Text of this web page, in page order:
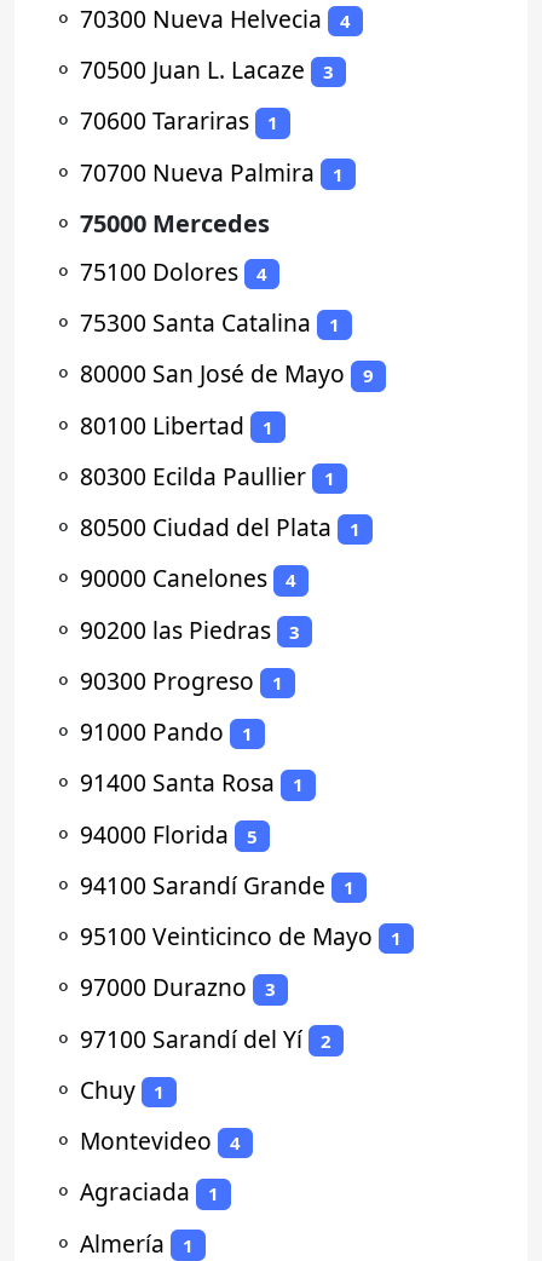
⚬ 70300 Nueva Helvecia 4
⚬ 70500 Juan L. Lacaze 3
⚬ 70600 Tarariras 1
⚬ 70700 Nueva Palmira 1
⚬ 75000 Mercedes
⚬ 75100 Dolores 4
⚬ 75300 Santa Catalina 1
⚬ 80000 San José de Mayo 9
⚬ 80100 Libertad 1
⚬ 80300 Ecilda Paullier 1
⚬ 80500 Ciudad del Plata 1
⚬ 90000 Canelones 4
⚬ 90200 las Piedras 3
⚬ 90300 Progreso 1
⚬ 91000 Pando 1
⚬ 91400 Santa Rosa 1
⚬ 94000 Florida 5
⚬ 94100 Sarandí Grande 1
⚬ 95100 Veinticinco de Mayo 1
⚬ 97000 Durazno 3
⚬ 97100 Sarandí del Yí 2
⚬ Chuy 1
⚬ Montevideo 4
⚬ Agraciada 1
⚬ Almería 1